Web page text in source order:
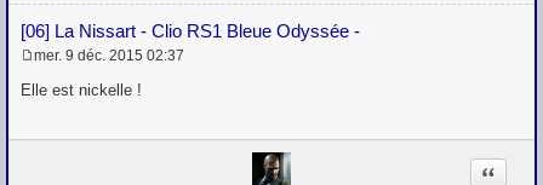
[06] La Nissart - Clio RS1 Bleue Odyssée -
e
a
mer. 9 déc. 2015 02:37
Elle est nickelle !
Citation